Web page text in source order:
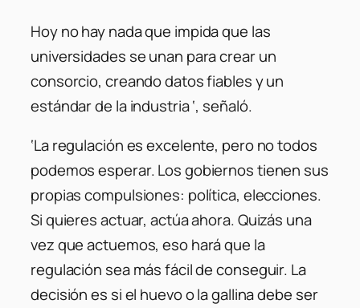
Hoy no hay nada que impida que las
universidades se unan para crear un
consorcio, creando datos fiables y un
estándar de la industria ‘, señaló.
‘La regulación es excelente, pero no todos
podemos esperar. Los gobiernos tienen sus
propias compulsiones: política, elecciones.
Si quieres actuar, actúa ahora. Quizás una
vez que actuemos, eso hará que la
regulación sea más fácil de conseguir. La
decisión es si el huevo o la gallina debe ser